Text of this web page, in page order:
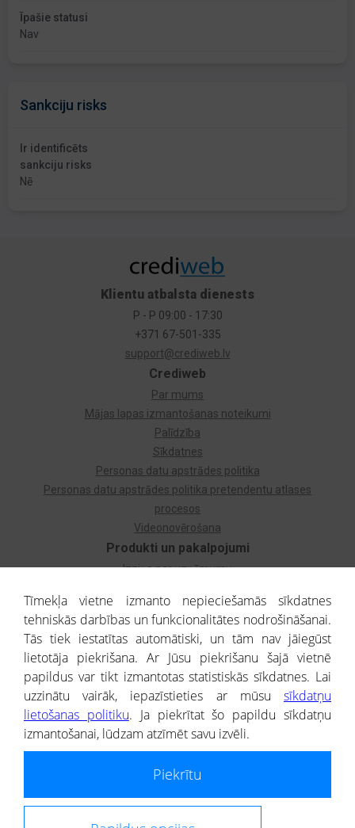
Īpašie statusi
Nav
Sankciju risks
Ir identificēts
sankciju risks
Nē
Produkti un pakalpojumi
Izziņa par uzņēmumu
Dzimtas koks
Uzņēmumu atlase
Monitorings
Kredītizziņa par ārvalstu uzņēmumiem
Crediweb
Par mums
Mājas lapas izmantošanas noteikumi
Palīdzība
Sīkdatnes
Personas datu apstrādes politika
Personas datu apstrādes politika pretendentu atlases
procesos
Videonovērošana
Klientu atbalsta dienests
P - P 09:00 - 17:30
+371 67-501-335
support@crediweb.lv
® CREDITREFORM Latvija
SIA
Portāla ietvaros saņemtajai informācijai ir uzziņas raksturs, un tai nav
atbildīgs par fizisko personu datu aizsardzības tiesiskā regulējuma, kā arī
Tīmekļa vietne izmanto nepieciešamās sīkdatnes
tehniskās darbības un funkcionalitātes nodrošināšanai.
Tās tiek iestatītas automātiski, un tām nav jāiegūst
lietotāja piekrišana. Ar Jūsu piekrišanu šajā vietnē
papildus var tikt izmantotas statistiskās sīkdatnes. Lai
uzzinātu vairāk, iepazīstieties ar mūsu sīkdatņu
lietošanas politiku. Ja piekrītat šo papildu sīkdatņu
izmantošanai, lūdzam atzīmēt savu izvēli.
Piekrītu